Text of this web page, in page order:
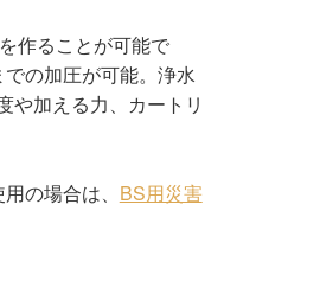
作ることが可能で
の加圧が可能。浄水
や加える力、カートリ
の場合は、 BS用災害